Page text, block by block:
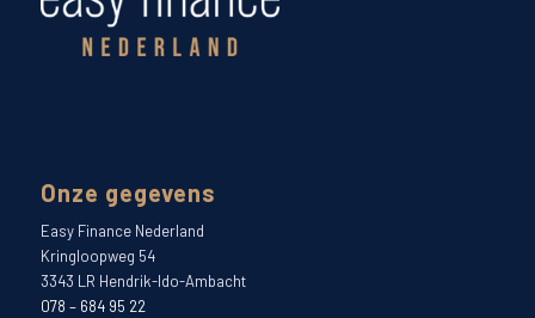
Onze gegevens
Easy Finance Nederland
Kringloopweg 54
3343 LR Hendrik-Ido-Ambacht
078 – 684 95 22